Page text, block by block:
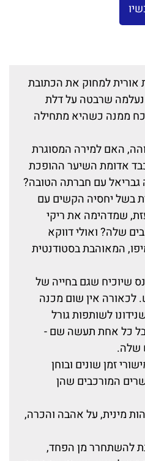
אורית למחוק את הכתובת
שרבטה על דלת
ממנה כשהיא מתחילה
האם למירה המסוגרת
אדומת השיער ההופכת
עם חברתה הטובה?
בשל יחסיה הקשים עם
שמדהימה את ריקי
שלה? ואולי דווקא
המאוהבת בסטודנטית
שיוכיח שגם בחייה של
לכאורה אין שום מכנה
לשותפות גורל
כל אחת תעשה שם -
שלה.
זמן שונים ובוחן
המורכבים שהן
מינית, על אהבה והכרה,
להשתחרר מן הפחד,